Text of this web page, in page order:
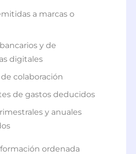
a marcas o
y de
digitales
colaboración
de gastos deducidos
y anuales
ordenada